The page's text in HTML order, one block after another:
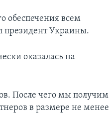
обеспечения всем
президент Украины.
оказалась на
После чего мы получим
в размере не менее